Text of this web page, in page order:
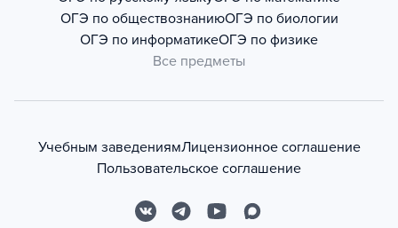
ОГЭ по обществознаниюОГЭ по биологии
ОГЭ по информатикеОГЭ по физике
Все предметы
Учебным заведениямЛицензионное соглашение
Пользовательское соглашение